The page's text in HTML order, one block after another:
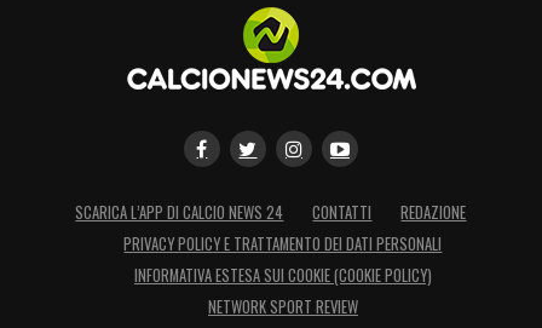
SCARICA L’APP DI CALCIO NEWS 24 CONTATTI
REDAZIONE
PRIVACY POLICY E TRATTAMENTO DEI DATI PERSONALI
INFORMATIVA ESTESA SUI COOKIE (COOKIE POLICY)
NETWORK SPORT REVIEW